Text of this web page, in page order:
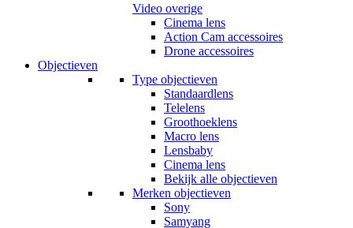
Video overige
Cinema lens
Action Cam accessoires
Drone accessoires
Objectieven
Type objectieven
Standaardlens
Telelens
Groothoeklens
Macro lens
Lensbaby
Cinema lens
Bekijk alle objectieven
Merken objectieven
Sony
Samyang